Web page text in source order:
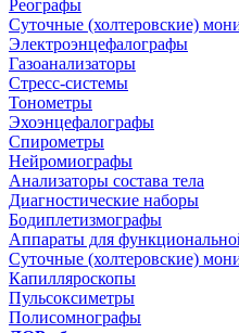
Реографы
Суточные (холтеровские)
Электроэнцефалографы
Газоанализаторы
Стресс-системы
Тонометры
Эхоэнцефалографы
Спирометры
Нейромиографы
Анализаторы состава тела
Диагностические наборы
Бодиплетизмографы
Аппараты для
Суточные (холтеровские)
Капилляроскопы
Пульсоксиметры
Полисомнографы